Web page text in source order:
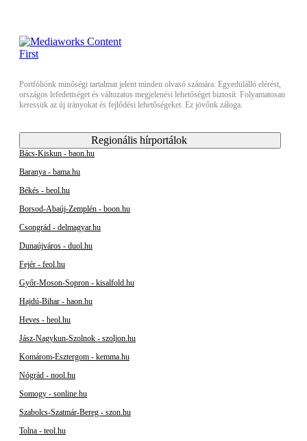
Portfóliónk minőségi tartalmat jelent minden olvasó számára. Egyedülálló elérést,
országos lefedettséget és változatos megjelenési lehetőséget biztosít. Folyamatosan
keressük az új irányokat és fejlődési lehetőségeket. Ez jövőnk záloga.
Regionális hírportálok
Bács-Kiskun - baon.hu
Baranya - bama.hu
Békés - beol.hu
Borsod-Abaúj-Zemplén - boon.hu
Csongrád - delmagyar.hu
Dunaújváros - duol.hu
Fejér - feol.hu
Győr-Moson-Sopron - kisalfold.hu
Hajdú-Bihar - haon.hu
Heves - heol.hu
Jász-Nagykun-Szolnok - szoljon.hu
Komárom-Esztergom - kemma.hu
Nógrád - nool.hu
Somogy - sonline.hu
Szabolcs-Szatmár-Bereg - szon.hu
Tolna - teol.hu